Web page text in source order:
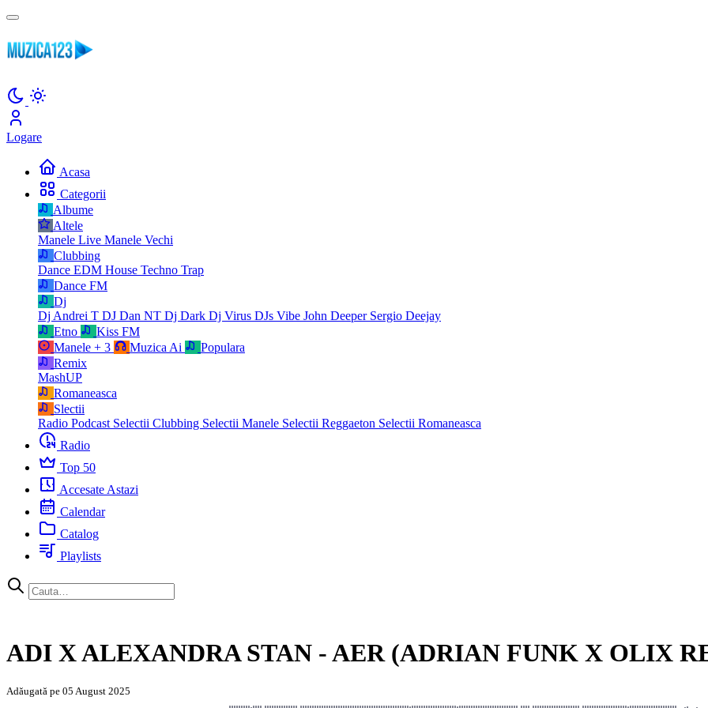
Logare
Acasa
Categorii
Albume
Altele
Manele Live Manele Vechi
Clubbing
Dance EDM House Techno Trap
Dance FM
Dj
Dj Andrei T DJ Dan NT Dj Dark Dj Virus DJs Vibe John Deeper Sergio Deejay
Etno
Kiss FM
Manele + 3 Muzica Ai
Populara
Remix
MashUP
Romaneasca
Slectii
Radio Podcast Selectii Clubbing Selectii Manele Selectii Reggaeton Selectii Romaneasca
Radio
Top 50
Accesate Astazi
Calendar
Catalog
Playlists
ADI X ALEXANDRA STAN - AER (ADRIAN FUNK X OLIX
Adăugată pe 05 August 2025